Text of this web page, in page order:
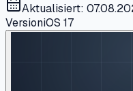
Aktualisiert:
VersioniOS 17